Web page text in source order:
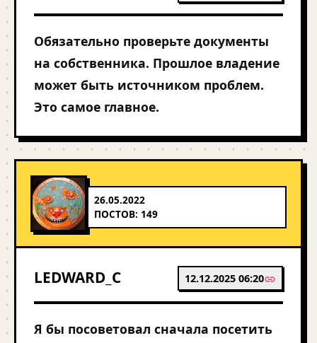
Обязательно проверьте документы
на собственника. Прошлое владение
может быть источником проблем.
Это самое главное.
26.05.2022
ПОСТОВ: 149
LEDWARD_C 12.12.2025 06:20
Я бы посоветовал сначала посетить